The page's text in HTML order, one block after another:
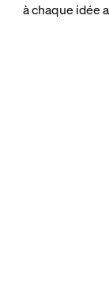
à chaque idée